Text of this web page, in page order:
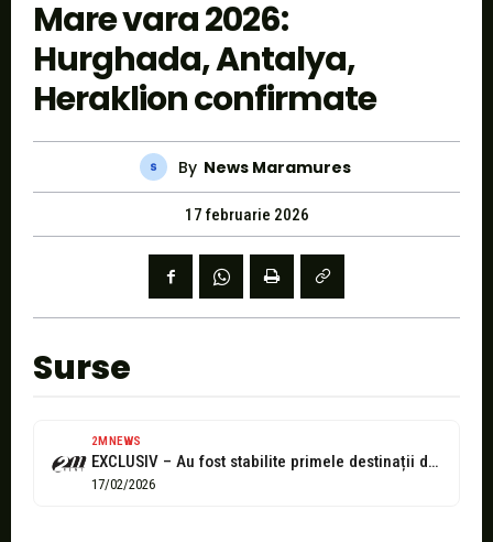
Mare vara 2026:
Hurghada, Antalya,
Heraklion confirmate
By News Maramures
17 februarie 2026
Surse
2MNEWS
EXCLUSIV – Au fost stabilite primele destinații de vacanță cu zbor direct...
17/02/2026